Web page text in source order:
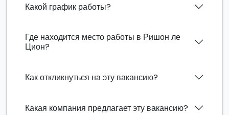
Какой график работы?
Где находится место работы в Ришон ле
Цион?
Как откликнуться на эту вакансию?
Какая компания предлагает эту вакансию?